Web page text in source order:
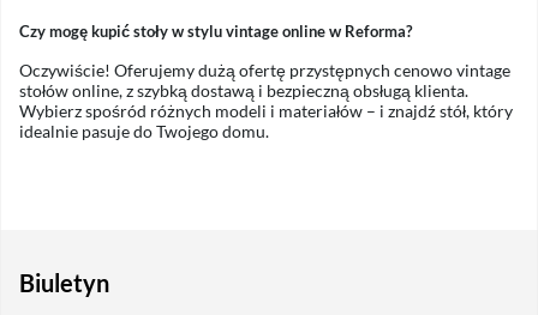
Czy mogę kupić stoły w stylu vintage online w Reforma?
Oczywiście! Oferujemy dużą ofertę przystępnych cenowo vintage
stołów online, z szybką dostawą i bezpieczną obsługą klienta.
Wybierz spośród różnych modeli i materiałów – i znajdź stół, który
idealnie pasuje do Twojego domu.
Biuletyn